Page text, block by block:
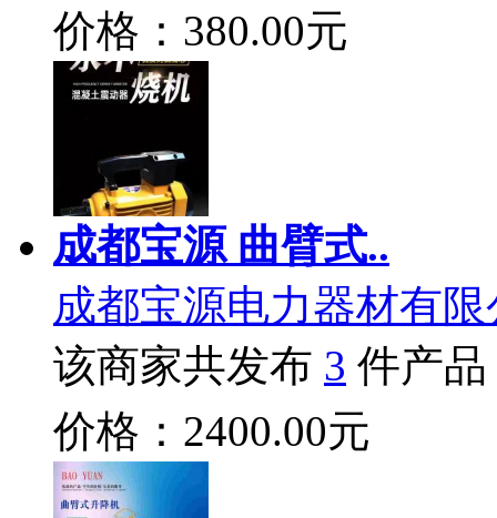
价格：380.00元
成都宝源 曲臂式..
成都宝源电力器材有
该商家共发布 3 件产品
价格：2400.00元